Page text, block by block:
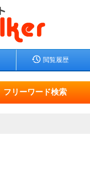
閲覧履歴
フリーワード検索